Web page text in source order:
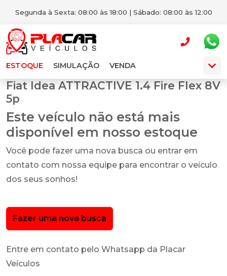
Segunda à Sexta: 08:00 às 18:00 | Sábado: 08:00 às 12:00
ESTOQUE SIMULAÇÃO VENDA
Fiat Idea ATTRACTIVE 1.4 Fire Flex 8V
5p
Este veículo não está mais
disponível em nosso estoque
Você pode fazer uma nova busca ou entrar em
contato com nossa equipe para encontrar o veículo
dos seus sonhos!
Fazer uma nova busca
Entre em contato pelo Whatsapp da Placar
Veículos